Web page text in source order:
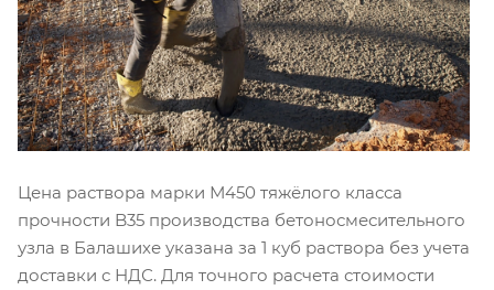
Цена раствора марки М450 тяжёлого класса
прочности B35 производства бетоносмесительного
узла в Балашихе указана за 1 куб раствора без учета
доставки с НДС. Для точного расчета стоимости